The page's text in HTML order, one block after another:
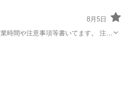
8月5日
間や注意事項等書いてます。 注意